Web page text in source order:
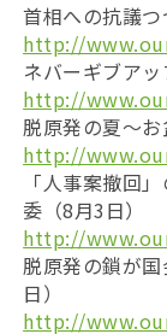
首相への抗議
http://
ネバーギブア
http://
脱原発の夏〜お
http://
「人事案撤回
委（8月3日）
http://
脱原発の鎖が
日）
http://